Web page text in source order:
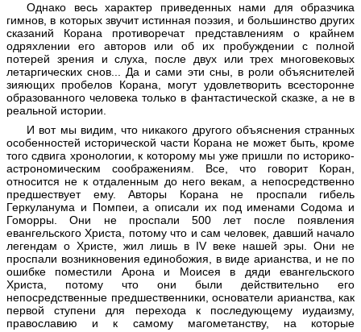
Однако весь характер приведенных нами для образчика
гимнов, в которых звучит истинная поэзия, и большинство других
сказаний Корана противоречат представлениям о крайнем
одряхлении его авторов или об их пробуждении с полной
потерей зрения и слуха, после двух или трех многовековых
летаргических снов... Да и сами эти сны, в роли объяснителей
зияющих пробелов Корана, могут удовлетворить всесторонне
образованного человека только в фантастической сказке, а не в
реальной истории.
И вот мы видим, что никакого другого объяснения странных
особенностей исторической части Корана не может быть, кроме
того сдвига хронологии, к которому мы уже пришли по историко-
астрономическим соображениям. Все, что говорит Коран,
относится не к отдаленным до него векам, а непосредственно
предшествует ему. Авторы Корана не проспали гибель
Геркуланума и Помпеи, а описали их под именами Содома и
Гоморры. Они не проспали 500 лет после появления
евангельского Христа, потому что и сам человек, давший начало
легендам о Христе, жил лишь в IV веке нашей эры. Они не
проспали возникновения единобожия, в виде арианства, и не по
ошибке поместили Арона и Моисея в дяди евангельского
Христа, потому что они были действительно его
непосредственные предшественники, основатели арианства, как
первой ступени для перехода к последующему иудаизму,
православию и к самому магометанству, на которые